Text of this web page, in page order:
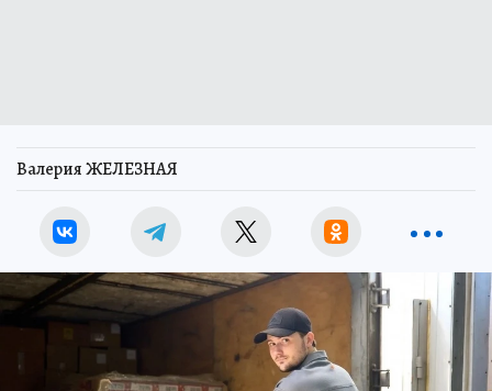
Валерия ЖЕЛЕЗНАЯ